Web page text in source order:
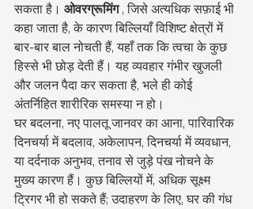
सकता है। ओवरग्रूमिंग , जिसे अत्यधिक सफ़ाई भी
कहा जाता है, के कारण बिल्लियाँ विशिष्ट क्षेत्रों में
बार-बार बाल नोचती हैं, यहाँ तक कि त्वचा के कुछ
हिस्से भी छोड़ देती हैं। यह व्यवहार गंभीर खुजली
और जलन पैदा कर सकता है, भले ही कोई
अंतर्निहित शारीरिक समस्या न हो।
घर बदलना, नए पालतू जानवर का आना, पारिवारिक
दिनचर्या में बदलाव, अकेलापन, दिनचर्या में व्यवधान,
या दर्दनाक अनुभव, तनाव से जुड़े पंख नोचने के
मुख्य कारण हैं। कुछ बिल्लियों में, अधिक सूक्ष्म
ट्रिगर भी हो सकते हैं; उदाहरण के लिए, घर की गंध